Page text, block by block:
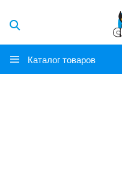
Каталог товаров